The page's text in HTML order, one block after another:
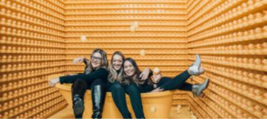
casa. Esclareça ao longo do post suas dúvidas
referentes ao e-commerce!